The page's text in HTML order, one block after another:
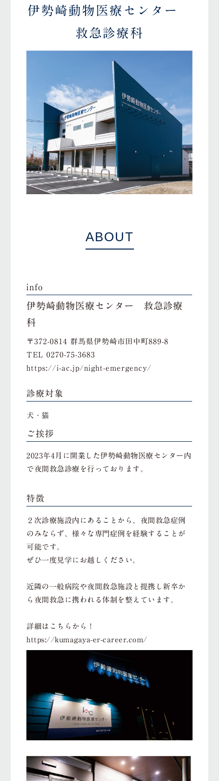
伊勢崎動物医療センター
救急診療科
ABOUT
info
伊勢崎動物医療センター 救急診療
科
〒372-0814 群馬県伊勢崎市田中町889-8
TEL0270-75-3683
https://i-ac.jp/night-emergency/
診療対象
犬・猫
ご挨拶
2023年4月に開業した伊勢崎動物医療センター内
で夜間救急診療を行っております。
特徴
２次診療施設内にあることから、夜間救急症例
のみならず、様々な専門症例を経験することが
可能です。
ぜひ一度見学にお越しください。
近隣の一般病院や夜間救急施設と提携し新卒か
ら夜間救急に携われる体制を整えています。
詳細はこちらから！
https://kumagaya-er-career.com/